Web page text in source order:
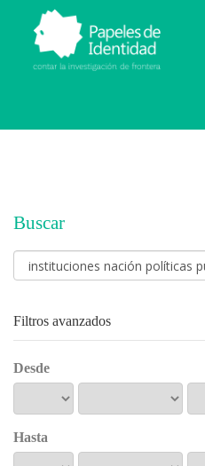
Buscar
Buscar
artículos
Filtros avanzados
Desde
Hasta